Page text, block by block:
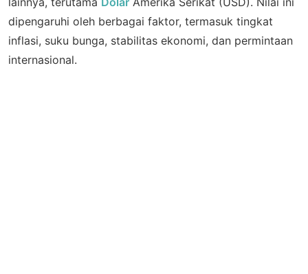
dipengaruhi oleh berbagai faktor, termasuk tingkat
inflasi, suku bunga, stabilitas ekonomi, dan permintaan
internasional.